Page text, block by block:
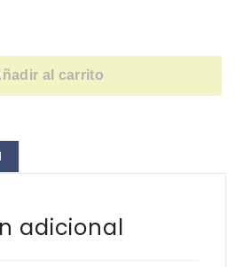
al carrito
adicional